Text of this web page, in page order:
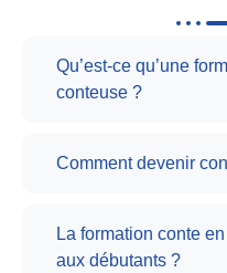
Qu’est-ce qu’une
conteuse ?
Comment devenir
La formation conte
aux débutants ?